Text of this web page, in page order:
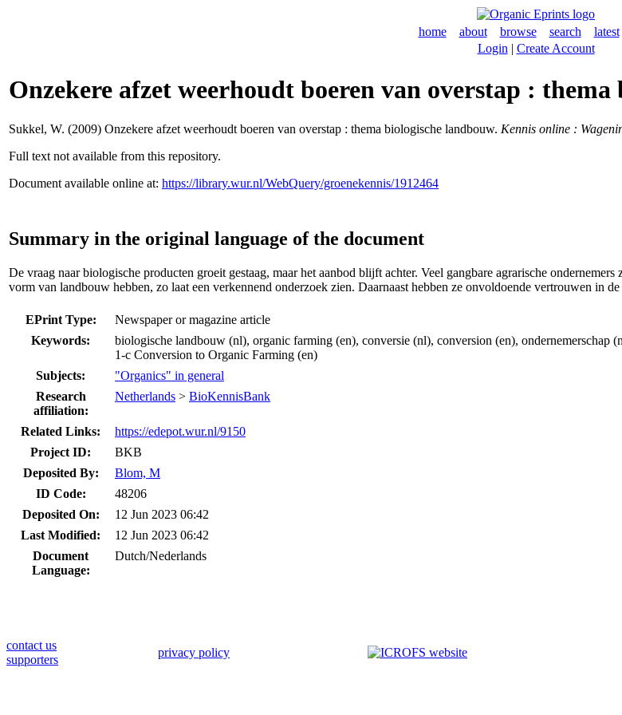
home about browse search latest
Login | Create Account
Onzekere afzet weerhoudt boeren van overstap :
Sukkel, W. (2009) Onzekere afzet weerhoudt boeren van overstap : thema biologische landbouw. Kennis online :
Full text not available from this repository.
Document available online at: https://library.wur.nl/WebQuery/groenekennis/1912464
Summary in the original language of the document
De vraag naar biologische producten groeit gestaag, maar het aanbod blijft achter. Veel gangbare agrarische
vorm van landbouw hebben, zo laat een verkennend onderzoek zien. Daarnaast hebben ze onvoldoende vertrouwen in
EPrint Type:
Newspaper or magazine article
Keywords:
biologische landbouw (nl), organic farming (en), conversie (nl), conversion (en),
1-c Conversion to Organic Farming (en)
Subjects:
"Organics" in general
Research
affiliation:
Netherlands > BioKennisBank
Related Links:
https://edepot.wur.nl/9150
Project ID:
BKB
Deposited By:
Blom, M
ID Code:
48206
Deposited On:
12 Jun 2023 06:42
Last Modified:
12 Jun 2023 06:42
Document
Language:
Dutch/Nederlands
contact us
supporters
privacy policy